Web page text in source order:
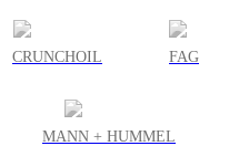
CRUNCHOIL FAG
MANN + HUMMEL